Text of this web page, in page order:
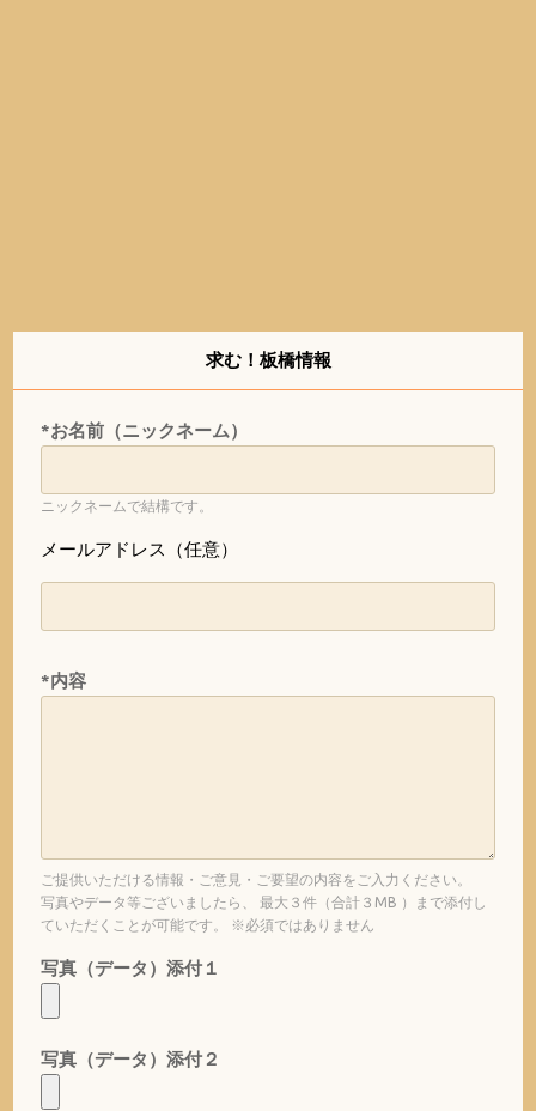
求む！板橋情報
*お名前（ニックネーム）
ニックネームで結構です。
メールアドレス（任意）
*内容
ご提供いただける情報・ご意見・ご要望の内容をご入力ください。
写真やデータ等ございましたら、 最大３件（合計３MB ）まで添付し
ていただくことが可能です。 ※必須ではありません
写真（データ）添付１
写真（データ）添付２